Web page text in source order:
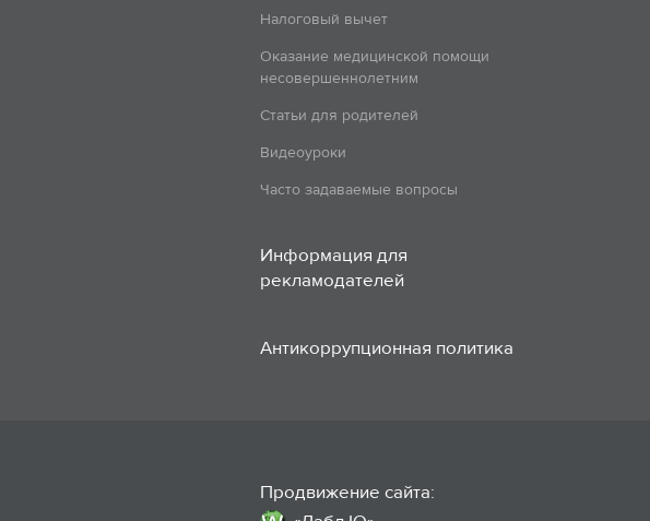
Налоговый вычет
Оказание медицинской помощи
несовершеннолетним
Статьи для родителей
Видеоуроки
Часто задаваемые вопросы
Информация для
рекламодателей
Антикоррупционная политика
Продвижение сайта: